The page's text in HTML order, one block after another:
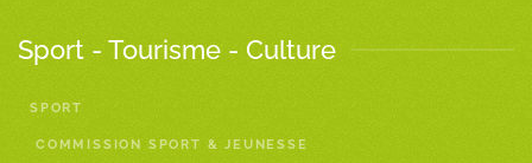
Sport - Tourisme - Culture
SPORT
COMMISSION SPORT & JEUNESSE